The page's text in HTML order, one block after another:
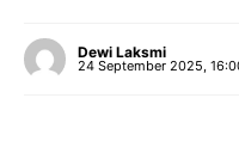
Dewi Laksmi
24 September 2025,